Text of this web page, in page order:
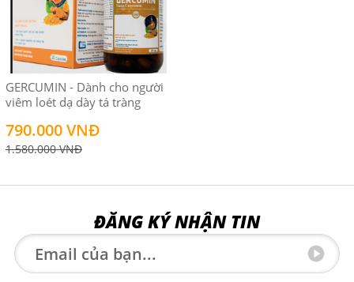
GERCUMIN - Dành cho người
viêm loét dạ dày tá tràng
790.000 VNĐ
1.580.000 VNĐ
ĐĂNG KÝ NHẬN TIN